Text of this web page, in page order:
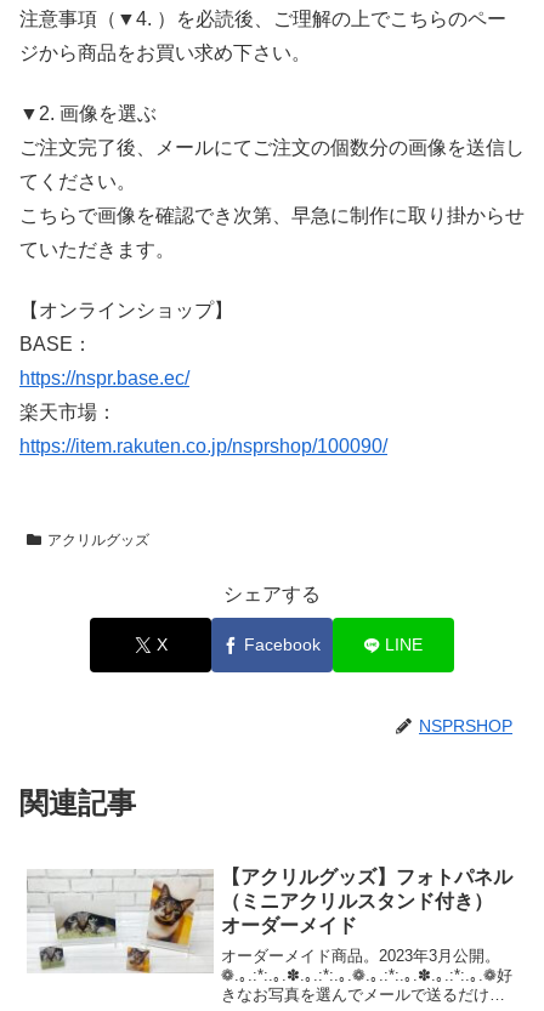
注意事項（▼4. ）を必読後、ご理解の上でこちらのペー
ジから商品をお買い求め下さい。
▼2. 画像を選ぶ
ご注文完了後、メールにてご注文の個数分の画像を送信し
てください。
こちらで画像を確認でき次第、早急に制作に取り掛からせ
ていただきます。
【オンラインショップ】
BASE：
https://nspr.base.ec/
楽天市場：
https://item.rakuten.co.jp/nsprshop/100090/
アクリルグッズ
シェアする
X Facebook LINE
NSPRSHOP
関連記事
【アクリルグッズ】フォトパネル
（ミニアクリルスタンド付き）
オーダーメイド
オーダーメイド商品。2023年3月公開。
❁.｡.:*:.｡.✽.｡.:*:.｡.❁.｡.:*:.｡.✽.｡.:*:.｡.❁好
きなお写真を選んでメールで送るだけ！